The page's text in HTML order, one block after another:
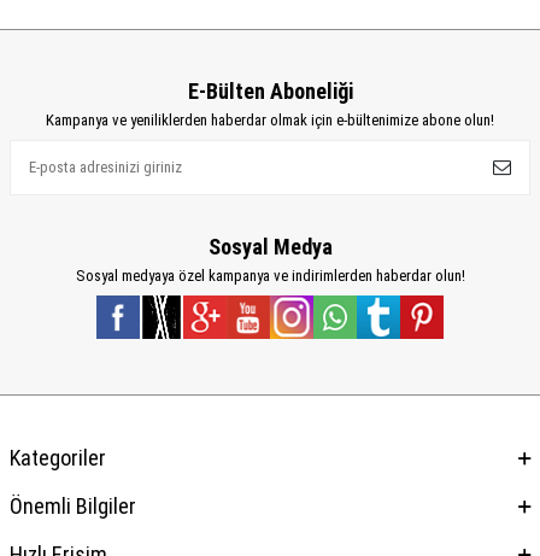
E-Bülten Aboneliği
Kampanya ve yeniliklerden haberdar olmak için e-bültenimize abone olun!
Sosyal Medya
Sosyal medyaya özel kampanya ve indirimlerden haberdar olun!
Kategoriler
Önemli Bilgiler